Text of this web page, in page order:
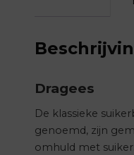
Dragees
De klassieke
genoemd, zijn
omhuld met suiker.